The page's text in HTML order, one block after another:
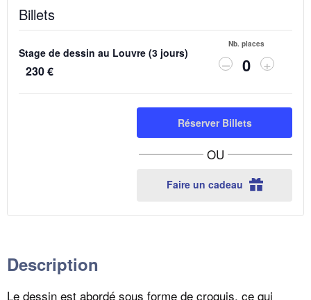
Billets
Stage de dessin au Louvre (3 jours)
230€
Nb. places
Diminuer
la
quantité
de
billets
pour
Stage
de
dessin
au
(3
–
Q
u
a
n
t
t
la
quantité
de
pour
de
au
(3
+
Réserver Billets
OU
Faire un cadeau
Description
Le dessin est abordé sous forme de croquis, ce qui